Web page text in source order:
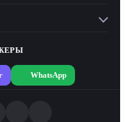
WhatsApp